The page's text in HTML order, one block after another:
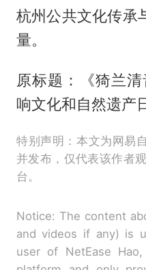
杭州公共文化传承
量。
原标题：《猗兰
响文化和自然遗产
特别声明：本文为网易
并发布，仅代表该作者
台。
Notice: The content
and videos if any) is
user of NetEase